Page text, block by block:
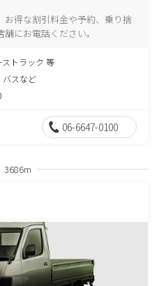
お得な割引料金や予約、乗り捨
にお電話ください。
ストラック 等
バスなど
06-6647-0100
3686m